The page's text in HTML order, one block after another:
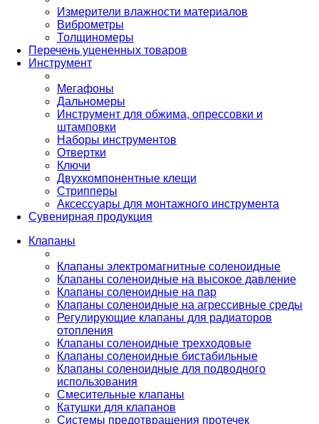
Измерители влажности материалов
Виброметры
Толщиномеры
Перечень уцененных товаров
Инструмент
Мегафоны
Дальномеры
Инструмент для обжима, опрессовки и
штамповки
Наборы инструментов
Отвертки
Ключи
Двухкомпонентные клещи
Стрипперы
Аксессуары для монтажного инструмента
Сувенирная продукция
Клапаны
Клапаны электромагнитные соленоидные
Клапаны соленоидные на высокое давление
Клапаны соленоидные на пар
Клапаны соленоидные на агрессивные среды
Регулирующие клапаны для радиаторов
отопления
Клапаны соленоидные трехходовые
Клапаны соленоидные бистабильные
Клапаны соленоидные для подводного
использования
Смесительные клапаны
Катушки для клапанов
Системы предотвращения протечек